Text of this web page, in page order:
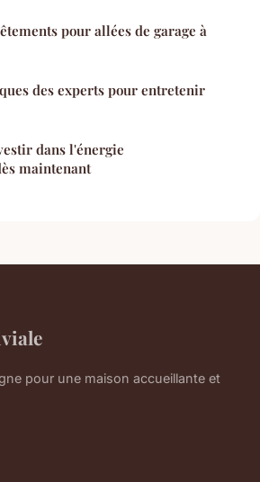
pour allées de garage à
des experts pour entretenir
dans l'énergie
maintenant
pour une maison accueillante et